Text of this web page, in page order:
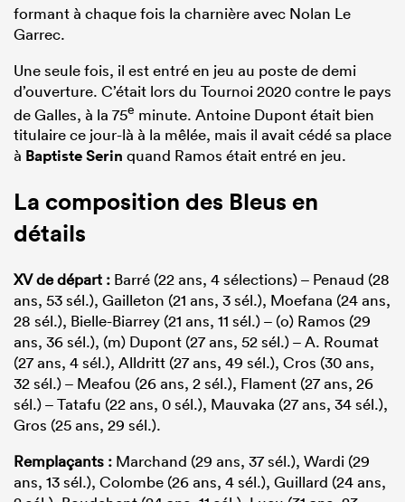
formant à chaque fois la charnière avec Nolan Le
Garrec.
Une seule fois, il est entré en jeu au poste de demi
d’ouverture. C’était lors du Tournoi 2020 contre le pays
de Galles, à la 75e minute. Antoine Dupont était bien
titulaire ce jour-là à la mêlée, mais il avait cédé sa place
à Baptiste Serin quand Ramos était entré en jeu.
La composition des Bleus en
détails
XV de départ : Barré (22 ans, 4 sélections) – Penaud (28
ans, 53 sél.), Gailleton (21 ans, 3 sél.), Moefana (24 ans,
28 sél.), Bielle-Biarrey (21 ans, 11 sél.) – (o) Ramos (29
ans, 36 sél.), (m) Dupont (27 ans, 52 sél.) – A. Roumat
(27 ans, 4 sél.), Alldritt (27 ans, 49 sél.), Cros (30 ans,
32 sél.) – Meafou (26 ans, 2 sél.), Flament (27 ans, 26
sél.) – Tatafu (22 ans, 0 sél.), Mauvaka (27 ans, 34 sél.),
Gros (25 ans, 29 sél.).
Remplaçants : Marchand (29 ans, 37 sél.), Wardi (29
ans, 13 sél.), Colombe (26 ans, 4 sél.), Guillard (24 ans,